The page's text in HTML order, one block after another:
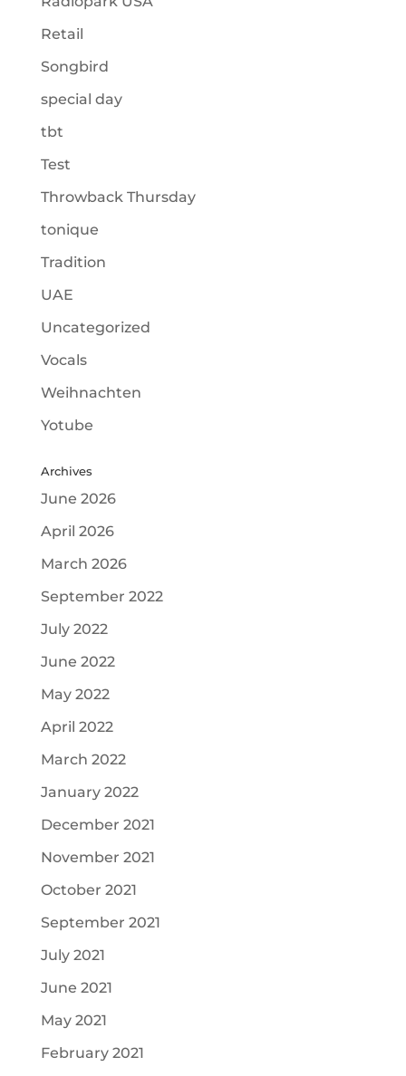
Retail
Songbird
special day
tbt
Test
Throwback Thursday
tonique
Tradition
UAE
Uncategorized
Vocals
Weihnachten
Yotube
Archives
June 2026
April 2026
March 2026
September 2022
July 2022
June 2022
May 2022
April 2022
March 2022
January 2022
December 2021
November 2021
October 2021
September 2021
July 2021
June 2021
May 2021
February 2021